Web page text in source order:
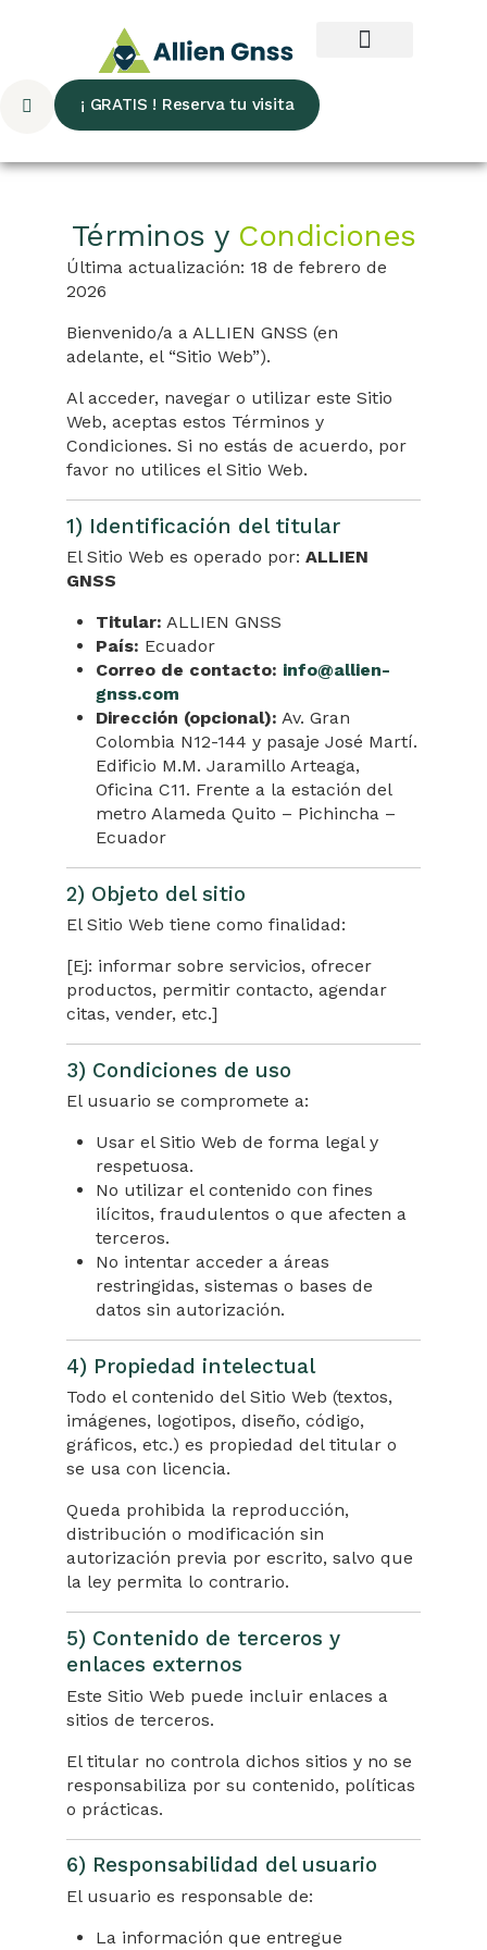
¡ GRATIS ! Reserva tu visita
Términos y Condiciones
Última actualización: 18 de febrero de
2026
Bienvenido/a a ALLIEN GNSS (en
adelante, el “Sitio Web”).
Al acceder, navegar o utilizar este Sitio
Web, aceptas estos Términos y
Condiciones. Si no estás de acuerdo, por
favor no utilices el Sitio Web.
1) Identificación del titular
El Sitio Web es operado por:ALLIEN
GNSS
Titular: ALLIEN GNSS
País: Ecuador
Correo de contacto: info@allien-
gnss.com
Dirección (opcional): Av. Gran
Colombia N12-144 y pasaje José Martí.
Edificio M.M. Jaramillo Arteaga,
Oficina C11. Frente a la estación del
metro Alameda Quito – Pichincha –
Ecuador
2) Objeto del sitio
El Sitio Web tiene como finalidad:
[Ej: informar sobre servicios, ofrecer
productos, permitir contacto, agendar
citas, vender, etc.]
3) Condiciones de uso
El usuario se compromete a:
Usar el Sitio Web de forma legal y
respetuosa.
No utilizar el contenido con fines
ilícitos, fraudulentos o que afecten a
terceros.
No intentar acceder a áreas
restringidas, sistemas o bases de
datos sin autorización.
4) Propiedad intelectual
Todo el contenido del Sitio Web (textos,
imágenes, logotipos, diseño, código,
gráficos, etc.) es propiedad del titular o
se usa con licencia.
Queda prohibida la reproducción,
distribución o modificación sin
autorización previa por escrito, salvo que
la ley permita lo contrario.
5) Contenido de terceros y
enlaces externos
Este Sitio Web puede incluir enlaces a
sitios de terceros.
El titular no controla dichos sitios y no se
responsabiliza por su contenido, políticas
o prácticas.
6) Responsabilidad del usuario
El usuario es responsable de:
La información que entregue